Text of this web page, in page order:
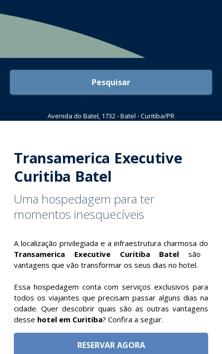
Pesquisar
Avenida do Batel, 1732 - Batel - Curitiba/PR
Transamerica Executive
Curitiba Batel
Uma hospedagem para ter
momentos inesquecíveis
A localização privilegiada e a infraestrutura charmosa do
Transamerica Executive Curitiba Batel são
vantagens que vão transformar os seus dias no hotel.
Essa hospedagem conta com serviços exclusivos para
todos os viajantes que precisam passar alguns dias na
cidade. Quer descobrir quais são as outras vantagens
desse hotel em Curitiba? Confira a seguir.
RESERVAR AGORA